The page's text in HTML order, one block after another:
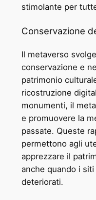
stimolante per
Conservazione
Il metaverso
conservazione e
patrimonio
ricostruzione
monumenti, il
e promuovere la
passate. Queste
permettono agli
apprezzare il
anche quando i
deteriorati.